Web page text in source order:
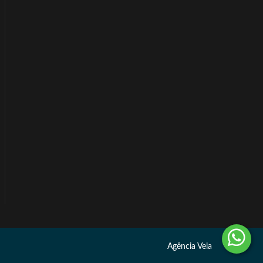
Agência Vela